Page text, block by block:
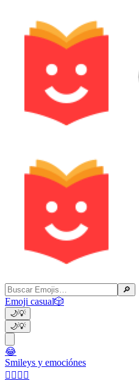
🔎
Emoji casual🎲
🌙💡
🌙💡
😂
Smileys y emociónes
👩‍❤️‍💋‍👨